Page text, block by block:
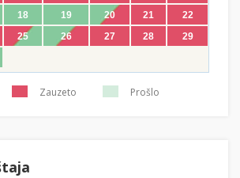
18 19 20 21
22
25 26 27 28
29
Zauzeto Prošlo